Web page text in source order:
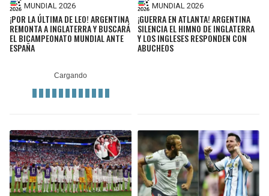
MUNDIAL 2026
¡POR LA ÚLTIMA DE LEO! ARGENTINA
REMONTA A INGLATERRA Y BUSCARÁ
EL BICAMPEONATO MUNDIAL ANTE
ESPAÑA
MUNDIAL 2026
¡GUERRA EN ATLANTA! ARGENTINA
SILENCIA EL HIMNO DE INGLATERRA
Y LOS INGLESES RESPONDEN CON
ABUCHEOS